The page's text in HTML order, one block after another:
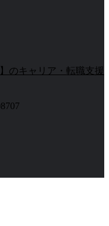
のキャリア・転職支援